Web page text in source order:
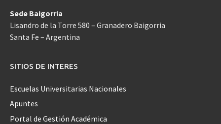
Sede Baigorria
Lisandro de la Torre 580 – Granadero Baigorria
Santa Fe – Argentina
SITIOS DE INTERES
Escuelas Universitarias Nacionales
Apuntes
Portal de Gestión Académica